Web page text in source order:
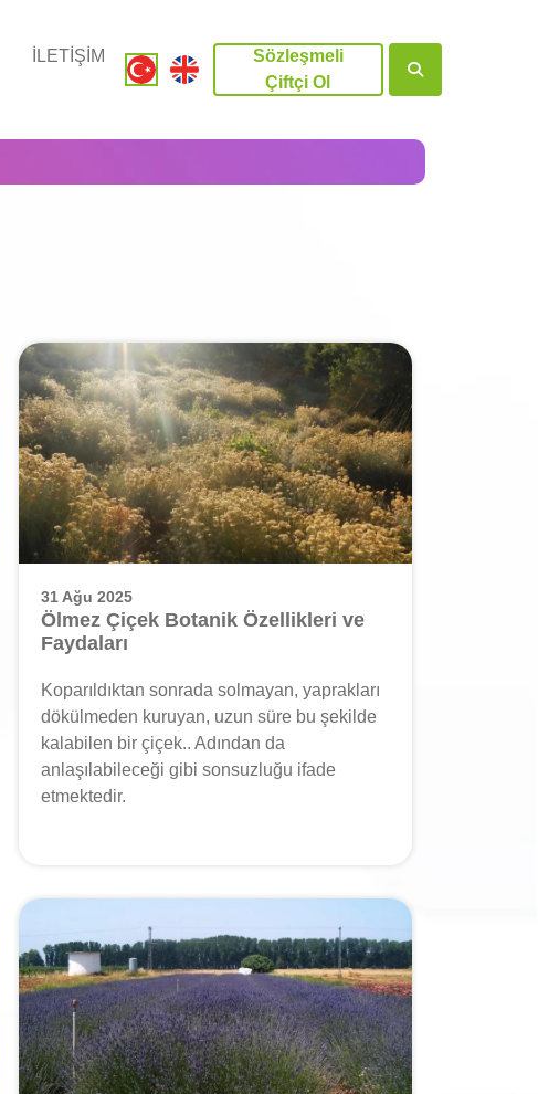
İLETİŞİM
Sözleşmeli
Çiftçi Ol
31 Ağu 2025
Ölmez Çiçek Botanik Özellikleri ve
Faydaları
Koparıldıktan sonrada solmayan, yaprakları
dökülmeden kuruyan, uzun süre bu şekilde
kalabilen bir çiçek.. Adından da
anlaşılabileceği gibi sonsuzluğu ifade
etmektedir.